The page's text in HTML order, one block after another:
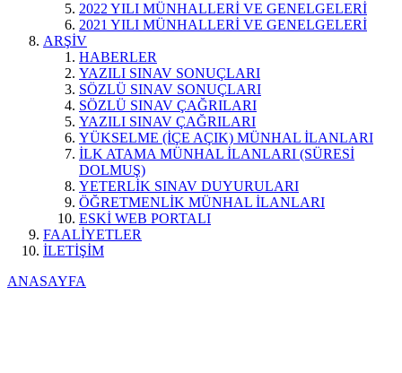
2022 YILI MÜNHALLERİ VE GENELGELERİ
2021 YILI MÜNHALLERİ VE GENELGELERİ
ARŞİV
HABERLER
YAZILI SINAV SONUÇLARI
SÖZLÜ SINAV SONUÇLARI
SÖZLÜ SINAV ÇAĞRILARI
YAZILI SINAV ÇAĞRILARI
YÜKSELME (İÇE AÇIK) MÜNHAL İLANLARI
İLK ATAMA MÜNHAL İLANLARI (SÜRESİ
DOLMUŞ)
YETERLİK SINAV DUYURULARI
ÖĞRETMENLİK MÜNHAL İLANLARI
ESKİ WEB PORTALI
FAALİYETLER
İLETİŞİM
ANASAYFA